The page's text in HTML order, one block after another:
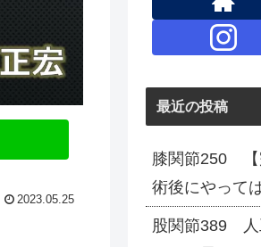
2023.05.25
最近の投稿
膝関節250 【
術後にやって
股関節389 人